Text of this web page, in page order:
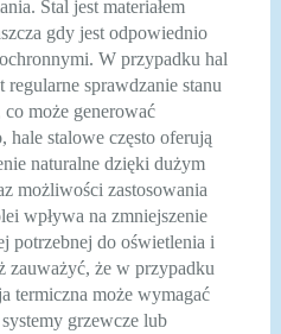
Stal jest materiałem
gdy jest odpowiednio
W przypadku hal
sprawdzanie stanu
może generować
hale stalowe często oferują
naturalne dzięki dużym
możliwości zastosowania
wpływa na zmniejszenie
potrzebnej do oświetlenia i
zauważyć, że w przypadku
termiczna może wymagać
grzewcze lub